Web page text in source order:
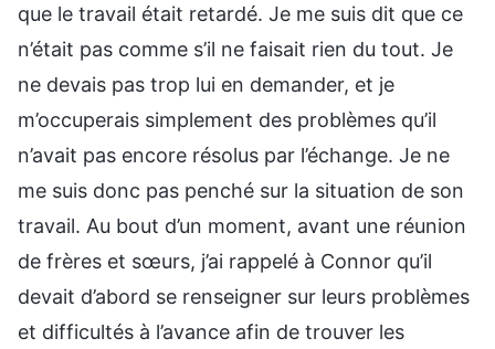
que le travail était retardé. Je me suis dit que ce
n’était pas comme s’il ne faisait rien du tout. Je
ne devais pas trop lui en demander, et je
m’occuperais simplement des problèmes qu’il
n’avait pas encore résolus par l’échange. Je ne
me suis donc pas penché sur la situation de son
travail. Au bout d’un moment, avant une réunion
de frères et sœurs, j’ai rappelé à Connor qu’il
devait d’abord se renseigner sur leurs problèmes
et difficultés à l’avance afin de trouver les